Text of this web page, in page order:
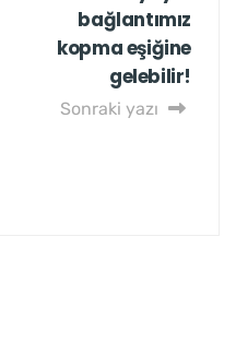
bağlantımız
kopma eşiğine
gelebilir!
Sonraki yazı